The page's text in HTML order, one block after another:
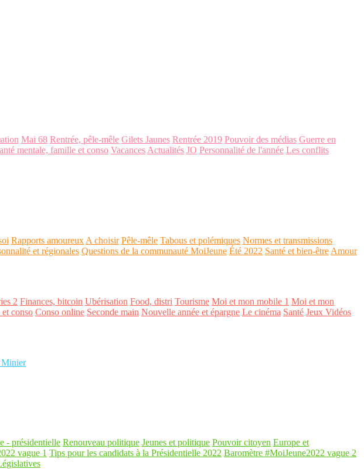
Mai 68 Rentrée, pêle-mêle Gilets Jaunes Rentrée 2019 Pouvoir des médias Guerre en
mentale, famille et conso Vacances Actualités JO Personnalité de l'année Les conflits
Rapports amoureux A choisir Pêle-mêle Tabous et polémiques Normes et transmissions
et régionales Questions de la communauté MoiJeune Été 2022 Santé et bien-être Amour
2 Finances, bitcoin Ubérisation Food, distri Tourisme Moi et mon mobile 1 Moi et mon
conso Conso online Seconde main Nouvelle année et épargne Le cinéma Santé Jeux Vidéos
Minier
- présidentielle Renouveau politique Jeunes et politique Pouvoir citoyen Europe et
vague 1 Tips pour les candidats à la Présidentielle 2022 Baromètre #MoiJeune2022 vague 2